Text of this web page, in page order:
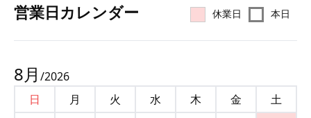
営業⽇カレンダー 休業日 本日
8月 /2026
日
月 火 水 木 金
土